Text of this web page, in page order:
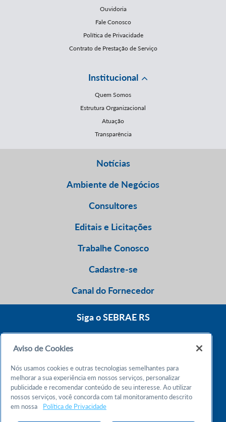
Ouvidoria
Fale Conosco
Política de Privacidade
Contrato de Prestação de Serviço
Institucional
Quem Somos
Estrutura Organizacional
Atuação
Transparência
Notícias
Ambiente de Negócios
Consultores
Editais e Licitações
Trabalhe Conosco
Cadastre-se
Canal do Fornecedor
Siga o SEBRAE RS
Atendimento 24h
Chame no WhatsApp
Aviso de Cookies
Nós usamos cookies e outras tecnologias semelhantes para
melhorar a sua experiência em nossos serviços, personalizar
publicidade e recomendar conteúdo de seu interesse. Ao utilizar
nossos serviços, você concorda com tal monitoramento descrito
em nossa
Política de Privacidade